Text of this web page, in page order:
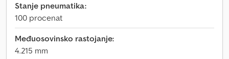
Stanje pneumatika:
100 procenat
Međuosovinsko rastojanje:
4.215 mm